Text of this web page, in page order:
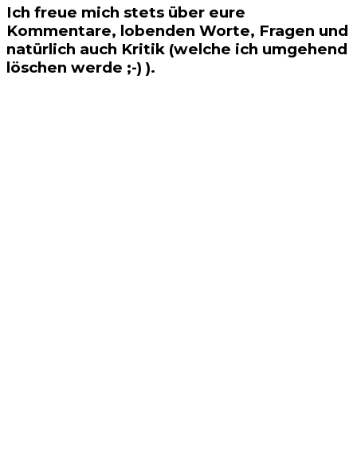
Ich freue mich stets über eure
Kommentare, lobenden Worte, Fragen und
natürlich auch Kritik (welche ich umgehend
löschen werde ;-) ).